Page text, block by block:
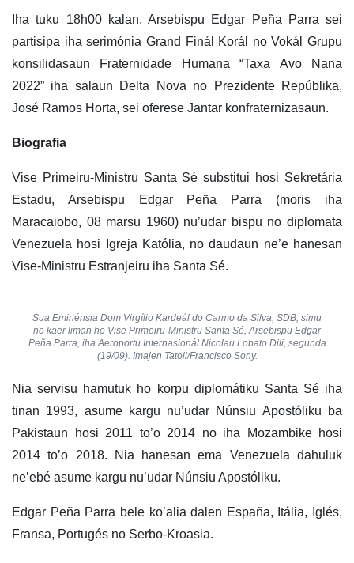
Iha tuku 18h00 kalan, Arsebispu Edgar Peña Parra sei
partisipa iha serimónia Grand Finál Korál no Vokál Grupu
konsilidasaun Fraternidade Humana “Taxa Avo Nana
2022” iha salaun Delta Nova no Prezidente Repúblika,
José Ramos Horta, sei oferese Jantar konfraternizasaun.
Biografia
Vise Primeiru-Ministru Santa Sé substitui hosi Sekretária
Estadu, Arsebispu Edgar Peña Parra (moris iha
Maracaiobo, 08 marsu 1960) nu’udar bispu no diplomata
Venezuela hosi Igreja Katólia, no daudaun ne’e hanesan
Vise-Ministru Estranjeiru iha Santa Sé.
Sua Eminénsia Dom Virgílio Kardeál do Carmo da Silva, SDB, simu
no kaer liman ho Vise Primeiru-Ministru Santa Sé, Arsebispu Edgar
Peña Parra, iha Aeroportu Internasionál Nicolau Lobato Dili, segunda
(19/09). Imajen Tatoli/Francisco Sony.
Nia servisu hamutuk ho korpu diplomátiku Santa Sé iha
tinan 1993, asume kargu nu’udar Núnsiu Apostóliku ba
Pakistaun hosi 2011 to’o 2014 no iha Mozambike hosi
2014 to’o 2018. Nia hanesan ema Venezuela dahuluk
ne’ebé asume kargu nu’udar Núnsiu Apostóliku.
Edgar Peña Parra bele ko’alia dalen España, Itália, Iglés,
Fransa, Portugés no Serbo-Kroasia.